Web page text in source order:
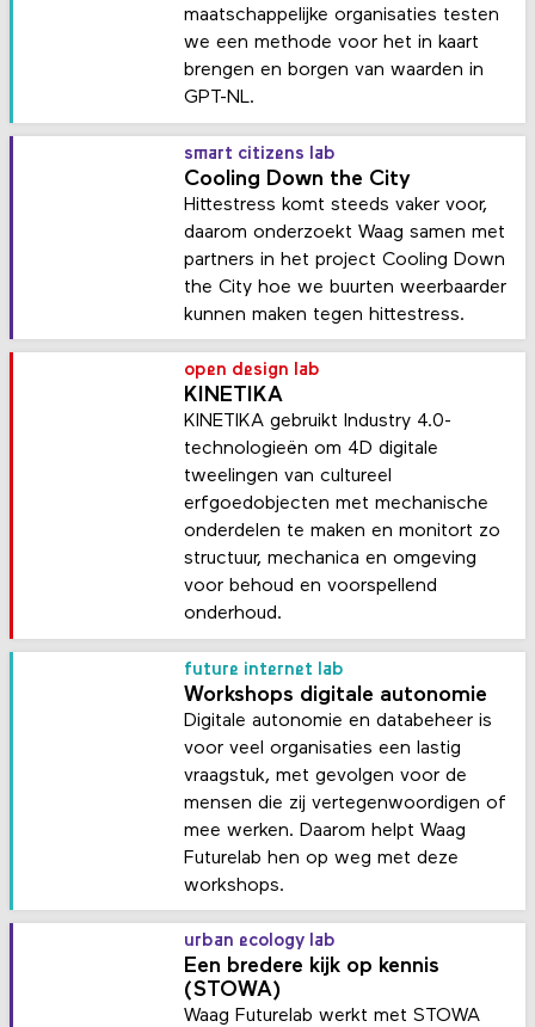
maatschappelijke organisaties testen
we een methode voor het in kaart
brengen en borgen van waarden in
GPT-NL.
smart citizens lab
Cooling Down the City
Hittestress komt steeds vaker voor,
daarom onderzoekt Waag samen met
partners in het project Cooling Down
the City hoe we buurten weerbaarder
kunnen maken tegen hittestress.
open design lab
KINETIKA
KINETIKA gebruikt Industry 4.0-
technologieën om 4D digitale
tweelingen van cultureel
erfgoedobjecten met mechanische
onderdelen te maken en monitort zo
structuur, mechanica en omgeving
voor behoud en voorspellend
onderhoud.
future internet lab
Workshops digitale autonomie
Digitale autonomie en databeheer is
voor veel organisaties een lastig
vraagstuk, met gevolgen voor de
mensen die zij vertegenwoordigen of
mee werken. Daarom helpt Waag
Futurelab hen op weg met deze
workshops.
urban ecology lab
Een bredere kijk op kennis
(STOWA)
Waag Futurelab werkt met STOWA